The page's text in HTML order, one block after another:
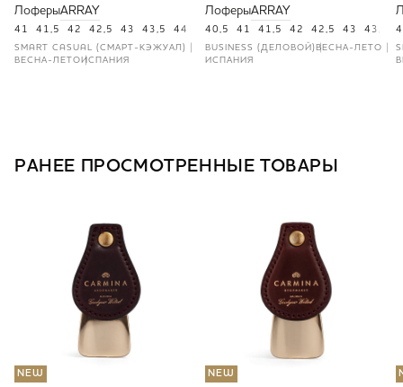
ЛоферыARRAY
41 41,5 42 42,5 43 43,5 44 45
SMART CASUAL (СМАРТ-КЭЖУАЛ)
ВЕСНА-ЛЕТО ИСПАНИЯ
ЛоферыARRAY
40,5 41 41,5 42 42,5 43 43,5
BUSINESS (ДЕЛОВОЙ) ВЕСНА-ЛЕТО
ИСПАНИЯ
РАНЕЕ ПРОСМОТРЕННЫЕ ТОВАРЫ
NEW NEW